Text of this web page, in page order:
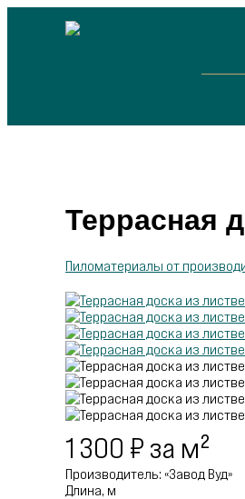
Террасная
Пиломатериалы от
1 300 ₽ за м²
Производитель: «Завод Вуд»
Длина, м